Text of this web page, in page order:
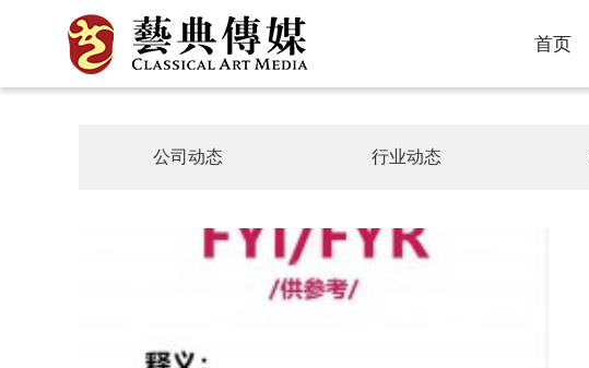
首页
公司动态 行业动态